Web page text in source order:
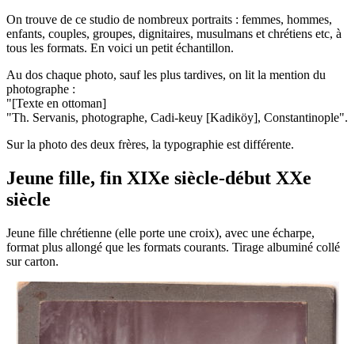
On trouve de ce studio de nombreux portraits : femmes, hommes,
enfants, couples, groupes, dignitaires, musulmans et chrétiens etc, à
tous les formats. En voici un petit échantillon.
Au dos chaque photo, sauf les plus tardives, on lit la mention du
photographe :
"[Texte en ottoman]
"Th. Servanis, photographe, Cadi-keuy [Kadiköy], Constantinople".
Sur la photo des deux frères, la typographie est différente.
Jeune fille, fin XIXe siècle-début XXe
siècle
Jeune fille chrétienne (elle porte une croix), avec une écharpe,
format plus allongé que les formats courants. Tirage albuminé collé
sur carton.